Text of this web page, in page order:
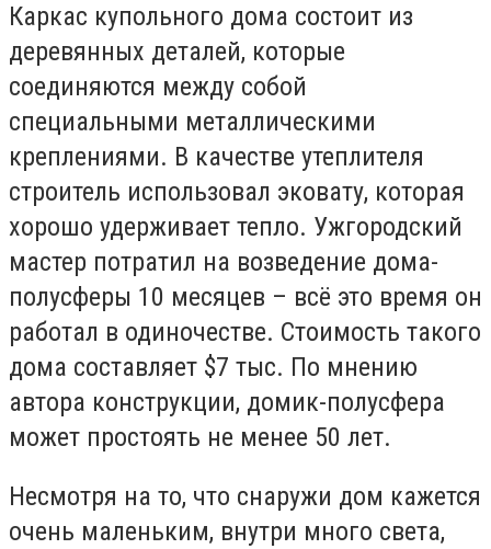
Каркас купольного дома состоит из
деревянных деталей, которые
соединяются между собой
специальными металлическими
креплениями. В качестве утеплителя
строитель использовал эковату, которая
хорошо удерживает тепло. Ужгородский
мастер потратил на возведение дома-
полусферы 10 месяцев – всё это время он
работал в одиночестве. Стоимость такого
дома составляет $7 тыс. По мнению
автора конструкции, домик-полусфера
может простоять не менее 50 лет.
Несмотря на то, что снаружи дом кажется
очень маленьким, внутри много света,